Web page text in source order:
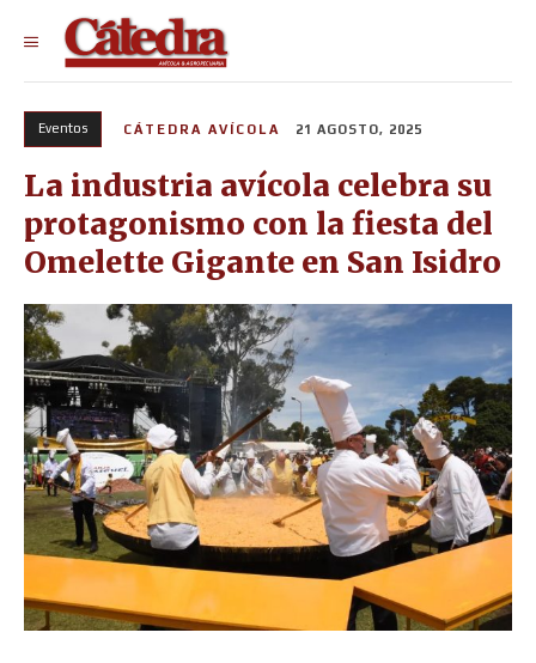
Eventos CÁTEDRA AVÍCOLA 21 AGOSTO, 2025
La industria avícola celebra su
protagonismo con la fiesta del
Omelette Gigante en San Isidro